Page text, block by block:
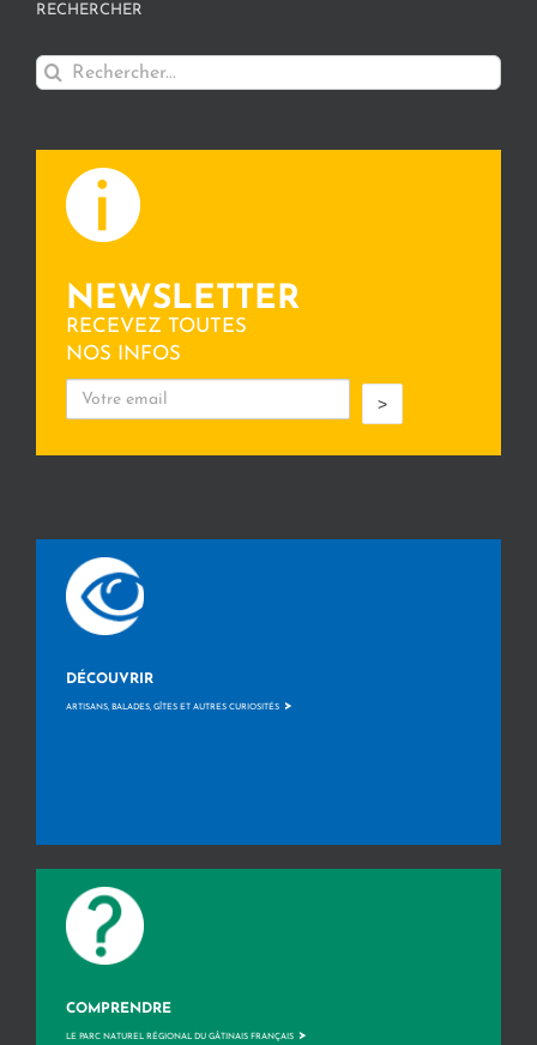
RECHERCHER
Rechercher:
NEWSLETTER
RECEVEZ TOUTES
NOS INFOS
>
DÉCOUVRIR
ARTISANS, BALADES, GÎTES ET AUTRES CURIOSITÉS >
COMPRENDRE
LE PARC NATUREL RÉGIONAL DU GÂTINAIS FRANÇAIS >